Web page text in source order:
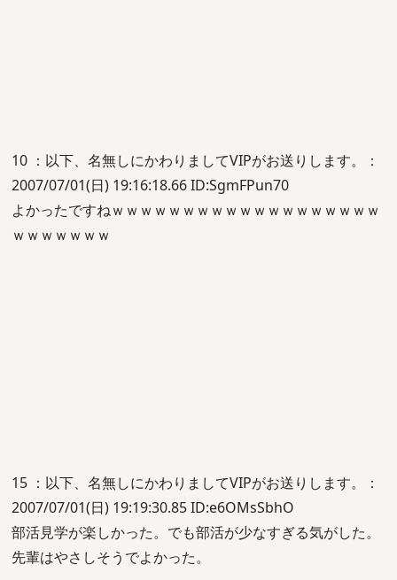
10 ：以下、名無しにかわりましてVIPがお送りします。：
2007/07/01(日) 19:16:18.66 ID:SgmFPun70
よかったですねｗｗｗｗｗｗｗｗｗｗｗｗｗｗｗｗｗｗｗ
ｗｗｗｗｗｗｗ
15 ：以下、名無しにかわりましてVIPがお送りします。：
2007/07/01(日) 19:19:30.85 ID:e6OMsSbhO
部活見学が楽しかった。でも部活が少なすぎる気がした。
先輩はやさしそうでよかった。